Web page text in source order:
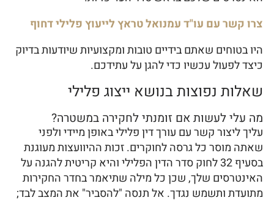
צרו קשר עם עו"ד עמנואל טראץ לייעוץ פלילי דחוף
היו בטוחים שאתם בידיים טובות ומקצועיות שיודעות בדיוק
כיצד לפעול עכשיו כדי להגן על עתידכם.
שאלות נפוצות בנושא ייצוג פלילי
מה עלי לעשות אם זומנתי לחקירה במשטרה?
עליך ליצור קשר עם עורך דין פלילי באופן מיידי ולפני
שאתה מוסר כל גרסה לחוקרים. זכות ההיוועצות מעוגנת
בסעיף 32 לחוק סדר הדין הפלילי והיא קריטית להגנה על
האינטרסים שלך, שכן כל מילה שתיאמר בחדר החקירות
מתועדת ותשמש נגדך. אל תנסה "להסביר" את המצב לבד;